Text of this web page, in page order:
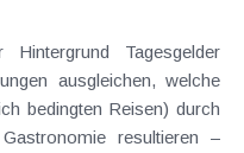
Tagesgelder
ausgleichen, welche
bedingten Reisen) durch
resultieren –